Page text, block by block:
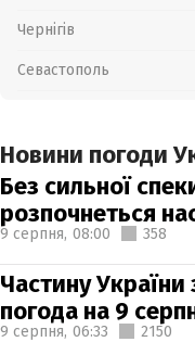
Чернігів
Севастополь
Новини погоди
Без сильної
розпочнеться
9 серпня, 08:00 358
Частину
погода на 9
9 серпня, 06:33 2150